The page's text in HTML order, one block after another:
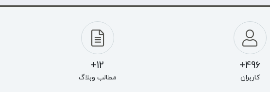
496+
کاربران
12+
مطالب وبلاگ